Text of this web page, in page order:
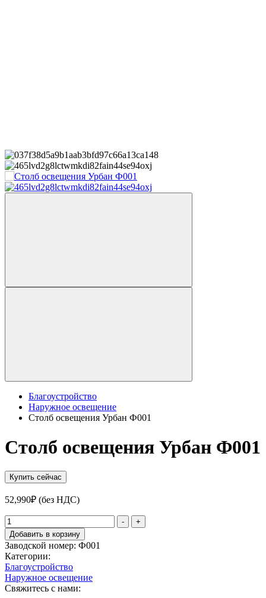
Благоустройство
Наружное освещение
Столб освещения Урбан Ф001
Столб освещения Урбан Ф001
Купить сейчас
52,990₽ (без НДС)
Количество
товара
Столб
освещения
Урбан
Ф001
-
+
Добавить в корзину
Заводской номер: Ф001
Категории:
Благоустройство
Наружное освещение
Свяжитесь с нами: